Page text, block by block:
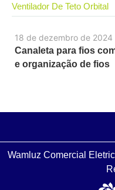
18 de dezembro de 2024
Canaleta para fios
e organização de fios
Ventilador De Teto Orbital
Wamluz Comercial